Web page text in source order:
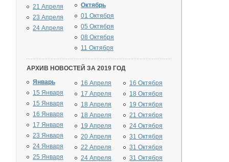
21 Апреля
23 Апреля
24 Апреля
Октябрь
01 Октября
05 Октября
08 Октября
11 Октября
АРХИВ НОВОСТЕЙ ЗА 2019 ГОД
Январь
15 Января
15 Января
16 Января
17 Января
23 Января
24 Января
25 Января
16 Апреля
17 Апреля
18 Апреля
18 Апреля
19 Апреля
20 Апреля
22 Апреля
24 Апреля
16 Октября
18 Октября
19 Октября
21 Октября
24 Октября
31 Октября
31 Октября
31 Октября